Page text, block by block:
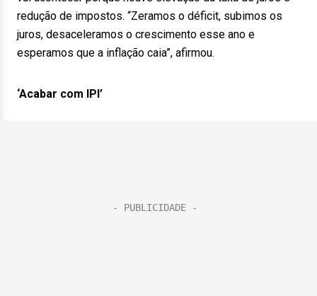
redução de impostos. “Zeramos o déficit, subimos os
juros, desaceleramos o crescimento esse ano e
esperamos que a inflação caia”, afirmou.
‘Acabar com IPI’